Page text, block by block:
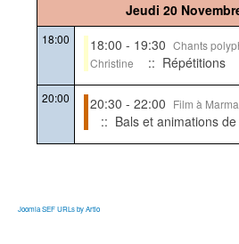
Jeudi 20
18:00 18:00 - 19:30 Chants
Christine
:: Répétitions
20:00 20:30 - 22:00 Film à
:: Bals et animations
Joomla SEF URLs by Artio